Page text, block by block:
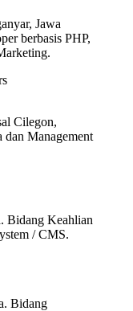
Jawa
berbasis PHP,
Cilegon,
Management
Bidang Keahlian
/ CMS.
Bidang